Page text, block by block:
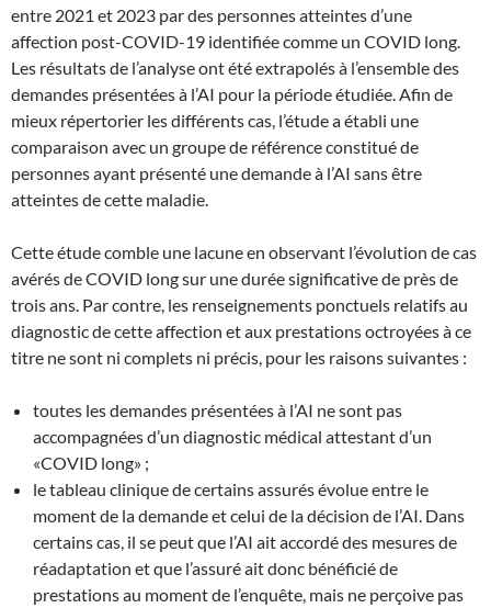
entre 2021 et 2023 par des personnes atteintes d’une
affection post-COVID-19 identifiée comme un COVID long.
Les résultats de l’analyse ont été extrapolés à l’ensemble des
demandes présentées à l’AI pour la période étudiée. Afin de
mieux répertorier les différents cas, l’étude a établi une
comparaison avec un groupe de référence constitué de
personnes ayant présenté une demande à l’AI sans être
atteintes de cette maladie.
Cette étude comble une lacune en observant l’évolution de cas
avérés de COVID long sur une durée significative de près de
trois ans. Par contre, les renseignements ponctuels relatifs au
diagnostic de cette affection et aux prestations octroyées à ce
titre ne sont ni complets ni précis, pour les raisons suivantes :
toutes les demandes présentées à l’AI ne sont pas
accompagnées d’un diagnostic médical attestant d’un
«COVID long» ;
le tableau clinique de certains assurés évolue entre le
moment de la demande et celui de la décision de l’AI. Dans
certains cas, il se peut que l’AI ait accordé des mesures de
réadaptation et que l’assuré ait donc bénéficié de
prestations au moment de l’enquête, mais ne perçoive pas